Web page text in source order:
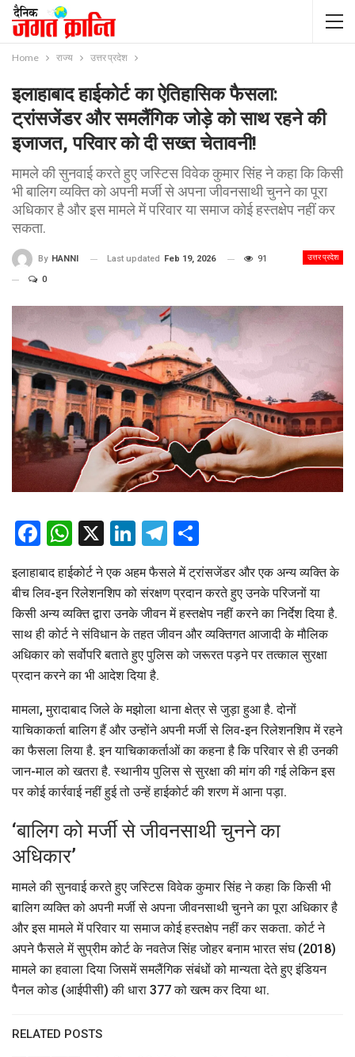
Home राज्य उत्तर प्रदेश
इलाहाबाद हाईकोर्ट का ऐतिहासिक फैसला:
ट्रांसजेंडर और समलैंगिक जोड़े को साथ रहने की
इजाजत, परिवार को दी सख्त चेतावनी!
मामले की सुनवाई करते हुए जस्टिस विवेक कुमार सिंह ने कहा कि किसी
भी बालिग व्यक्ति को अपनी मर्जी से अपना जीवनसाथी चुनने का पूरा
अधिकार है और इस मामले में परिवार या समाज कोई हस्तक्षेप नहीं कर
सकता.
उत्तर प्रदेश
By HANNI Last updated Feb 19, 2026 91
0
Facebook
WhatsApp
X LinkedIn
Telegram
इलाहाबाद हाईकोर्ट ने एक अहम फैसले में ट्रांसजेंडर और एक अन्य व्यक्ति के
बीच लिव-इन रिलेशनशिप को संरक्षण प्रदान करते हुए उनके परिजनों या
किसी अन्य व्यक्ति द्वारा उनके जीवन में हस्तक्षेप नहीं करने का निर्देश दिया है.
साथ ही कोर्ट ने संविधान के तहत जीवन और व्यक्तिगत आजादी के मौलिक
अधिकार को सर्वोपरि बताते हुए पुलिस को जरूरत पड़ने पर तत्काल सुरक्षा
प्रदान करने का भी आदेश दिया है.
मामला, मुरादाबाद जिले के मझोला थाना क्षेत्र से जुड़ा हुआ है. दोनों
याचिकाकर्ता बालिग हैं और उन्होंने अपनी मर्जी से लिव-इन रिलेशनशिप में रहने
का फैसला लिया है. इन याचिकाकर्ताओं का कहना है कि परिवार से ही उनकी
जान-माल को खतरा है. स्थानीय पुलिस से सुरक्षा की मांग की गई लेकिन इस
पर कोई कार्रवाई नहीं हुई तो उन्हें हाईकोर्ट की शरण में आना पड़ा.
‘बालिग को मर्जी से जीवनसाथी चुनने का
अधिकार’
मामले की सुनवाई करते हुए जस्टिस विवेक कुमार सिंह ने कहा कि किसी भी
बालिग व्यक्ति को अपनी मर्जी से अपना जीवनसाथी चुनने का पूरा अधिकार है
और इस मामले में परिवार या समाज कोई हस्तक्षेप नहीं कर सकता. कोर्ट ने
अपने फैसले में सुप्रीम कोर्ट के नवतेज सिंह जोहर बनाम भारत संघ (2018)
मामले का हवाला दिया जिसमें समलैंगिक संबंधों को मान्यता देते हुए इंडियन
पैनल कोड (आईपीसी) की धारा 377 को खत्म कर दिया था.
RELATED POSTS